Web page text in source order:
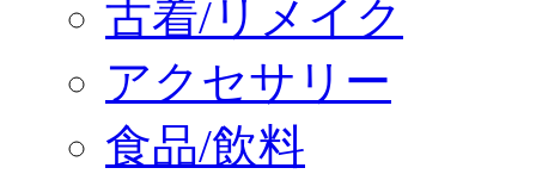
古着/リメイク
アクセサリー
食品/飲料